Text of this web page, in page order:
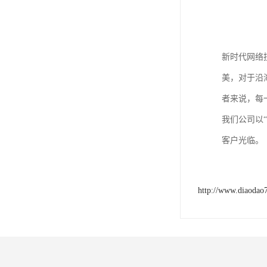
新时代网络
美，对于沿
者来说，每
我们公司以
客户光临。
http://